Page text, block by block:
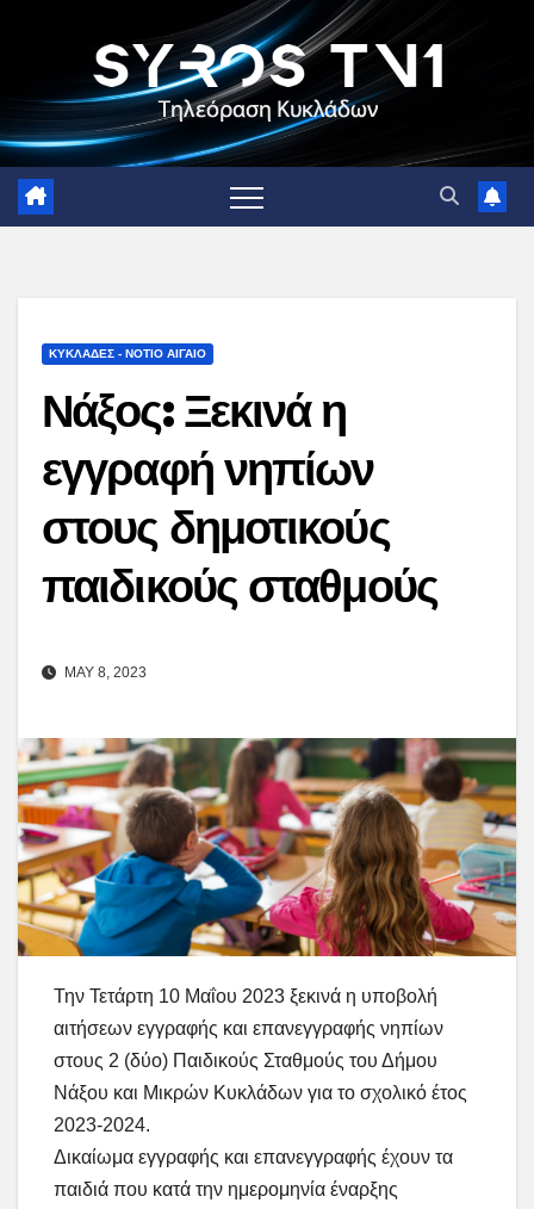
ΚΥΚΛΑΔΕΣ - ΝΟΤΙΟ ΑΙΓΑΙΟ
Νάξος: Ξεκινά η
εγγραφή νηπίων
στους δημοτικούς
παιδικούς σταθμούς
MAY 8, 2023
Την Τετάρτη 10 Μαΐου 2023 ξεκινά η υποβολή
αιτήσεων εγγραφής και επανεγγραφής νηπίων
στους 2 (δύο) Παιδικούς Σταθμούς του Δήμου
Νάξου και Μικρών Κυκλάδων για το σχολικό έτος
2023-2024.
Δικαίωμα εγγραφής και επανεγγραφής έχουν τα
παιδιά που κατά την ημερομηνία έναρξης